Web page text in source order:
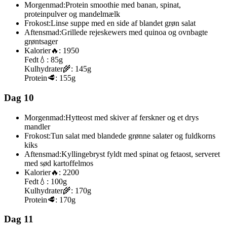
Morgenmad:Protein smoothie med banan, spinat,
proteinpulver og mandelmælk
Frokost:Linse suppe med en side af blandet grøn salat
Aftensmad:Grillede rejeskewers med quinoa og ovnbagte
grøntsager
Kalorier🔥: 1950
Fedt 💧: 85g
Kulhydrater🌾: 145g
Protein🥩: 155g
Dag 10
Morgenmad:Hytteost med skiver af ferskner og et drys
mandler
Frokost:Tun salat med blandede grønne salater og fuldkorns
kiks
Aftensmad:Kyllingebryst fyldt med spinat og fetaost, serveret
med sød kartoffelmos
Kalorier🔥: 2200
Fedt 💧: 100g
Kulhydrater🌾: 170g
Protein🥩: 170g
Dag 11